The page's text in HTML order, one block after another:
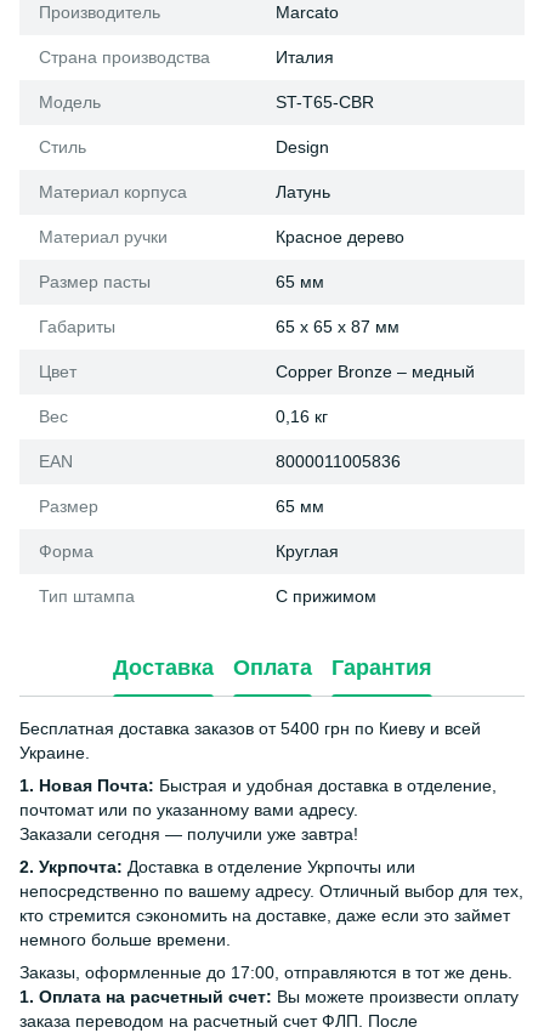
Производитель Marcato
Страна производства Италия
Модель ST-T65-CBR
Стиль Design
Материал корпуса Латунь
Материал ручки Красное дерево
Размер пасты 65 мм
Габариты 65 x 65 x 87 мм
Цвет Copper Bronze – медный
Вес 0,16 кг
EAN 8000011005836
Размер 65 мм
Форма Круглая
Тип штампа С прижимом
Доставка Оплата Гарантия
Бесплатная доставка заказов от 5400 грн по Киеву и всей
Украине.
1. Новая Почта: Быстрая и удобная доставка в отделение,
почтомат или по указанному вами адресу.
Заказали сегодня — получили уже завтра!
2. Укрпочта: Доставка в отделение Укрпочты или
непосредственно по вашему адресу. Отличный выбор для тех,
кто стремится сэкономить на доставке, даже если это займет
немного больше времени.
Заказы, оформленные до 17:00, отправляются в тот же день.
1. Оплата на расчетный счет: Вы можете произвести оплату
заказа переводом на расчетный счет ФЛП. После